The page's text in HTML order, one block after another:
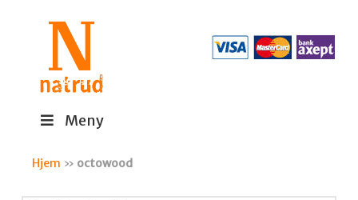
Meny
Hjem » octowood